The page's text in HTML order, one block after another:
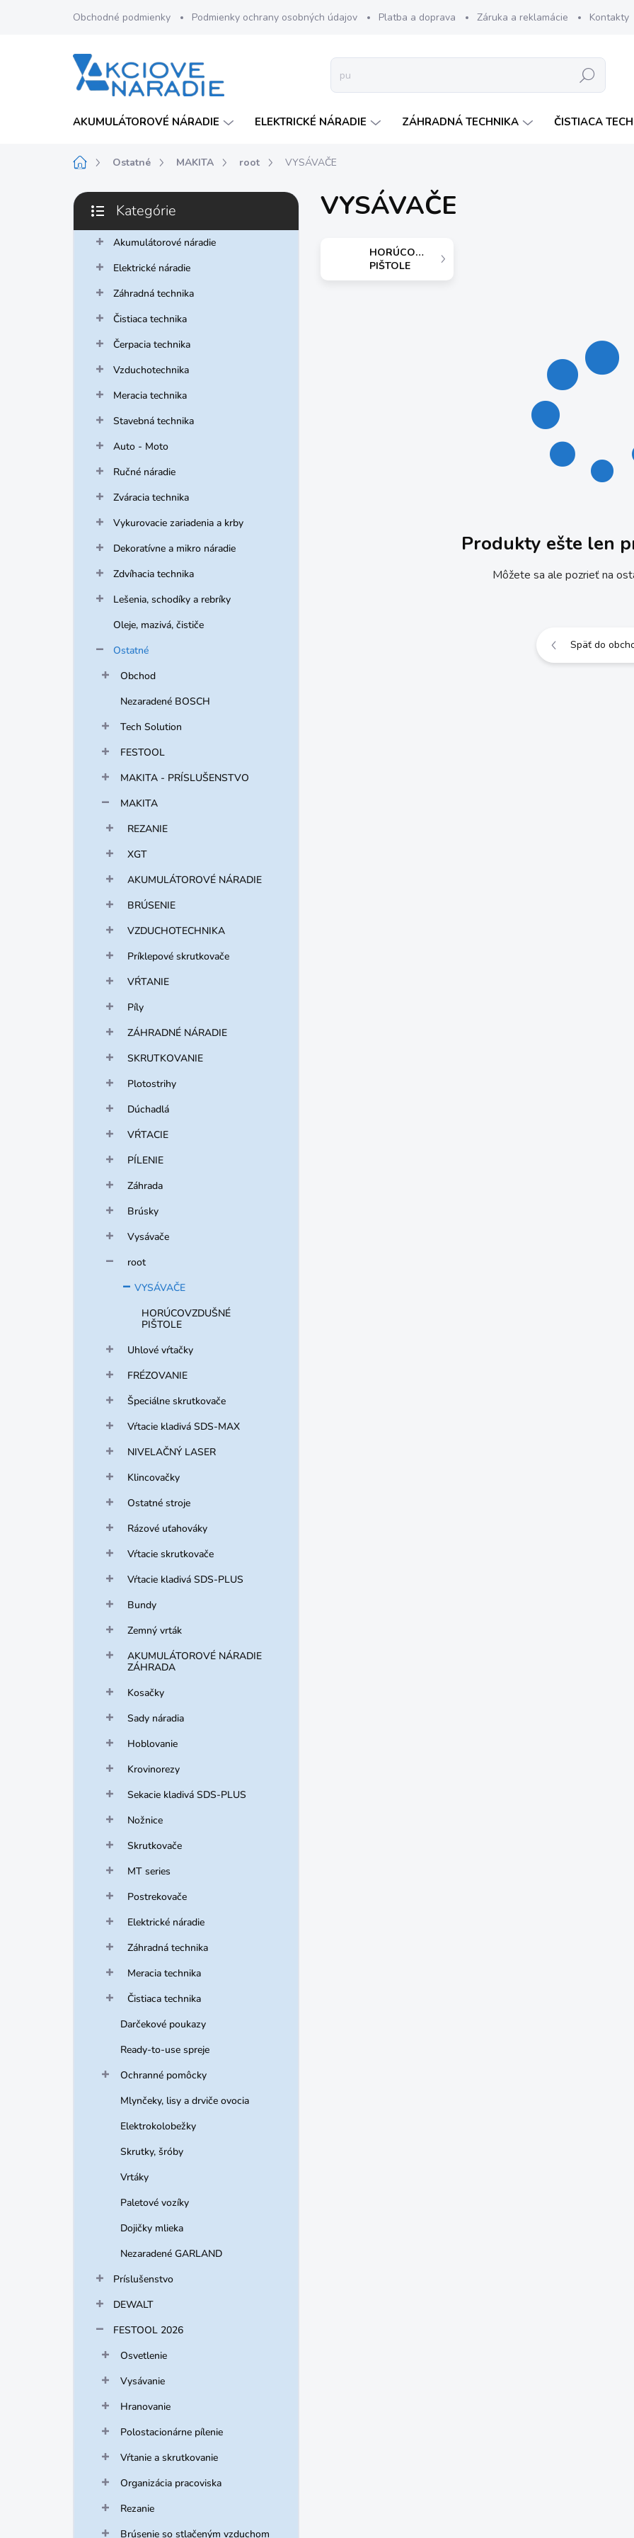
Obchodné podmienky Podmienky ochrany osobných údajov Platba a doprava Záruka a reklamácie Kontakty
Hľadať
AKUMULÁTOROVÉ NÁRADIE ELEKTRICKÉ NÁRADIE ZÁHRADNÁ TECHNIKA ČISTIACA
DomovOstatné MAKITA root VYSÁVAČE
B
č
Preskočiť
kategórie
Kategórie
Akumulátorové náradie
Elektrické náradie
Záhradná technika
Čistiaca technika
Čerpacia technika
Vzduchotechnika
Meracia technika
Stavebná technika
Auto - Moto
Ručné náradie
Zváracia technika
Vykurovacie zariadenia a krby
Dekoratívne a mikro náradie
Zdvíhacia technika
Lešenia, schodíky a rebríky
Oleje, mazivá, čističe
Ostatné
Obchod
Nezaradené BOSCH
Tech Solution
FESTOOL
MAKITA - PRÍSLUŠENSTVO
MAKITA
REZANIE
XGT
AKUMULÁTOROVÉ NÁRADIE
BRÚSENIE
VZDUCHOTECHNIKA
Príklepové skrutkovače
VŔTANIE
Píly
ZÁHRADNÉ NÁRADIE
SKRUTKOVANIE
Plotostrihy
Dúchadlá
VŔTACIE
PÍLENIE
Záhrada
Brúsky
Vysávače
root
VYSÁVAČE
HORÚCOVZDUŠNÉ
PIŠTOLE
Uhlové vŕtačky
FRÉZOVANIE
Špeciálne skrutkovače
Vŕtacie kladivá SDS-MAX
NIVELAČNÝ LASER
Klincovačky
Ostatné stroje
Rázové uťahováky
Vŕtacie skrutkovače
Vŕtacie kladivá SDS-PLUS
Bundy
Zemný vrták
AKUMULÁTOROVÉ NÁRADIE
ZÁHRADA
Kosačky
Sady náradia
Hoblovanie
Krovinorezy
Sekacie kladivá SDS-PLUS
Nožnice
Skrutkovače
MT series
Postrekovače
Elektrické náradie
Záhradná technika
Meracia technika
Čistiaca technika
Darčekové poukazy
Ready-to-use spreje
Ochranné pomôcky
Mlynčeky, lisy a drviče ovocia
Elektrokolobežky
Skrutky, šróby
Vrtáky
Paletové vozíky
Dojičky mlieka
Nezaradené GARLAND
Príslušenstvo
DEWALT
FESTOOL 2026
Osvetlenie
Vysávanie
Hranovanie
Polostacionárne pílenie
Vŕtanie a skrutkovanie
Organizácia pracoviska
Rezanie
Brúsenie so stlačeným vzduchom
VYSÁVAČE
HORÚCOVZDUŠNÉ
PIŠTOLE
Produkty ešte len
Môžete sa ale pozrieť na
Späť do